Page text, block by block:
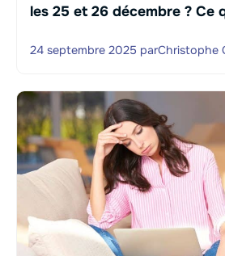
les 25 et 26 décembre ? Ce
24 septembre 2025 parChristophe